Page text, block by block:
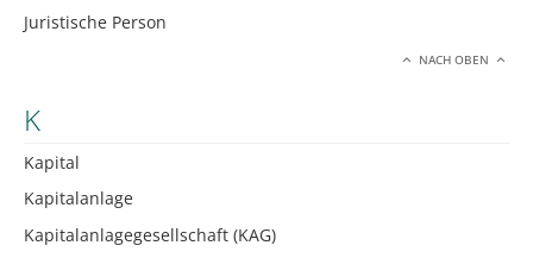
Juristische Person
NACH OBEN
K
Kapital
Kapitalanlage
Kapitalanlagegesellschaft (KAG)